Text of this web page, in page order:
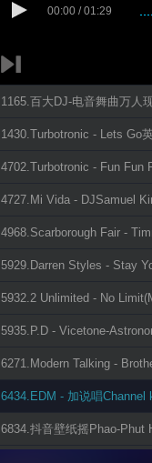
00:00 / 01:29
1165.百大DJ-电音舞曲万人
1430.Turbotronic - Lets Go
4702.Turbotronic - Fun Fun
4727.Mi Vida - DJSamuel
4968.Scarborough Fair -
5929.Darren Styles - Stay
5932.2 Unlimited - No
5935.P.D - Vicetone-
6271.Modern Talking -
6434.EDM - 加说唱Channel
6834.抖音壁纸摇Phao-Phut